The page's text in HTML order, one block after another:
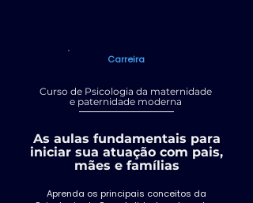
Carreira
Curso de Psicologia da maternidade
e paternidade moderna
As aulas fundamentais para
iniciar sua atuação com pais,
mães e famílias
Aprenda os principais conceitos da